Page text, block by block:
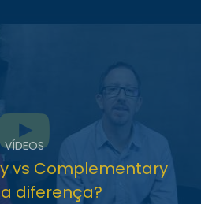
VÍDEOS
vs Complementary
diferença?